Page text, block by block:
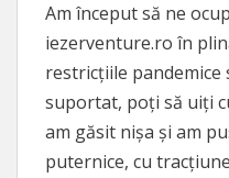
Am început să ne
iezerventure.ro în
restricțiile
suportat, poți să uiți
am găsit nișa și am
puternice, cu